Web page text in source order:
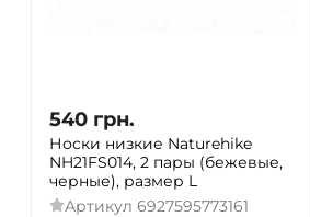
540 грн.
Носки низкие Naturehike
NH21FS014, 2 пары (бежевые,
черные), размер L
Артикул 6927595773161